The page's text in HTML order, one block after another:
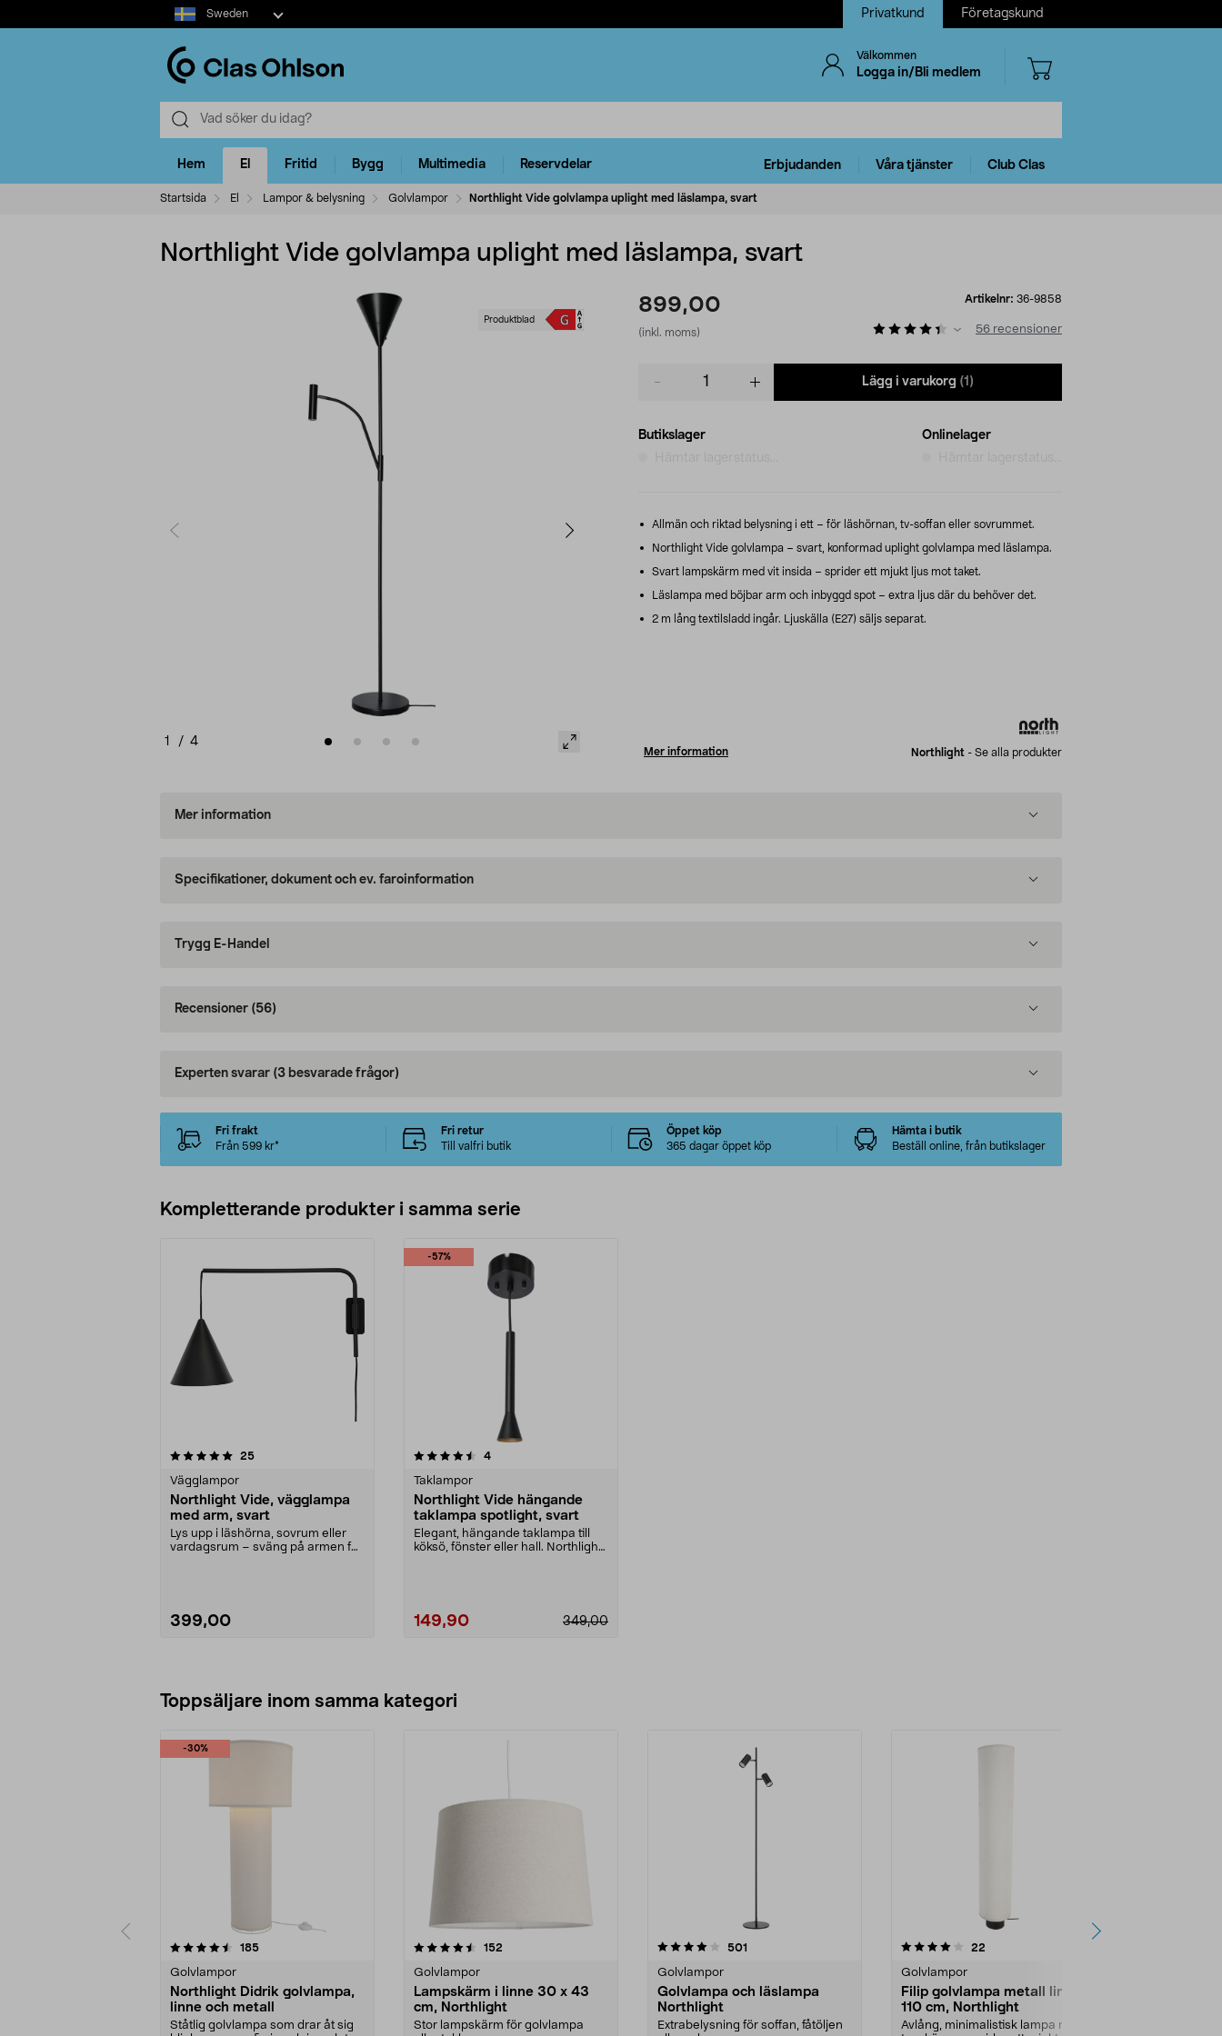
Select
market
Sweden Privatkund Företagskund
Välkommen
Logga in/Bli medlem
Hem El Fritid Bygg Multimedia Reservdelar Erbjudanden Våra tjänster Club Clas
Startsida El Lampor & belysning Golvlampor Northlight Vide golvlampa uplight med läslampa, svart
Northlight Vide golvlampa uplight med läslampa, svart
Produktblad
1 / 4
899,00
(inkl. moms)
Artikelnr: 36-9858
56 recensioner
Lägg i varukorg (1)
Butikslager
Onlinelager
Allmän och riktad belysning i ett – för läshörnan, tv-soffan eller sovrummet.
Northlight Vide golvlampa – svart, konformad uplight golvlampa med läslampa.
Svart lampskärm med vit insida – sprider ett mjukt ljus mot taket.
Läslampa med böjbar arm och inbyggd spot – extra ljus där du behöver det.
2 m lång textilsladd ingår. Ljuskälla (E27) säljs separat.
Mer information Northlight - Se alla produkter
Mer information
Specifikationer, dokument och ev. faroinformation
Trygg E-Handel
Recensioner (56)
Experten svarar (3 besvarade frågor)
Fri frakt
Från 599 kr*
Fri retur
Till valfri butik
Öppet köp
365 dagar öppet köp
Hämta i butik
Beställ online, från butikslager
Kompletterande produkter i samma serie
25recensioner
Vägglampor
Northlight Vide, vägglampa
med arm, svart
Lys upp i läshörna, sovrum eller
vardagsrum – sväng på armen för
399,00
-57%
4.5av 5 stjärnor 4recensioner
Taklampor
Northlight Vide hängande
taklampa spotlight, svart
Elegant, hängande taklampa till
köksö, fönster eller hall. Northlight
349,00
149,90
Toppsäljare inom samma kategori
-30%
185recensioner
Golvlampor
Northlight Didrik golvlampa,
linne och metall
Ståtlig golvlampa som drar åt sig
4.5 av 5 stjärnor 152
Golvlampor
Lampskärm i linne 30 x 43
cm, Northlight
Stor lampskärm för golvlampa
4.0 av 5 stjärnor 501
Golvlampor
Golvlampa och läslampa
Northlight
Extrabelysning för soffan, fåtöljen
4.0 av 5 stjärnor 22
Golvlampor
Filip golvlampa metall linne
110 cm, Northlight
Avlång, minimalistisk lampa med
4.0 av 5 stjärnor